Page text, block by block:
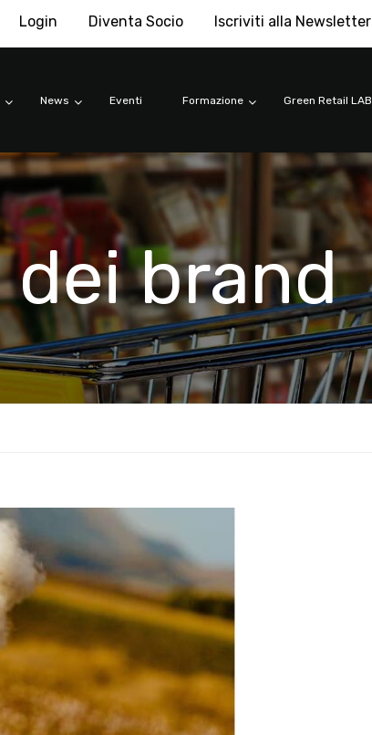
Login Diventa Socio Iscriviti alla Newsletter
News Eventi Formazione Green Retail LAB
brand